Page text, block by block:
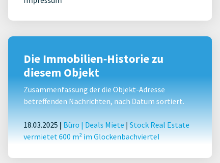
Die Immobilien-Historie zu
diesem Objekt
Zusammenfassung der die Objekt-Adresse
betreffenden Nachrichten, nach Datum sortiert.
18.03.2025 | Büro | Deals Miete | Stock Real Estate
vermietet 600 m² im Glockenbachviertel